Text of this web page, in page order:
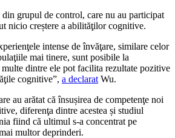
grupul de control, care nu au participat
nicio creștere a abilităţilor cognitive.
intense de învăţare, similare celor
mai tinere, sunt posibile la
dintre ele pot facilita rezultate pozitive
cognitive”, a declarat Wu.
au arătat că însușirea de competenţe noi
diferenţa dintre acestea și studiul
fiind că ultimul s-a concentrat pe
multor deprinderi.